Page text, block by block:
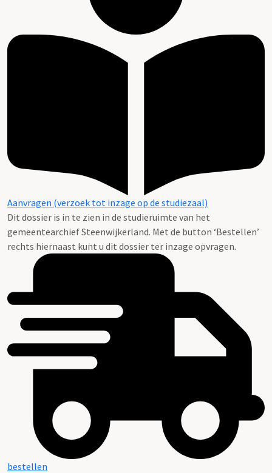
Aanvragen (verzoek tot inzage op de studiezaal)
Dit dossier is in te zien in de studieruimte van het
gemeentearchief Steenwijkerland. Met de button ‘Bestellen’
rechts hiernaast kunt u dit dossier ter inzage opvragen.
bestellen